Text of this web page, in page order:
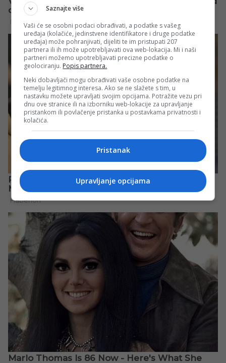
Saznajte više
Vaši će se osobni podaci obrađivati, a podatke s vašeg
uređaja (kolačiće, jedinstvene identifikatore i druge podatke
uređaja) može pohranjivati, dijeliti te im pristupati 207
partnera ili ih može upotrebljavati ova web-lokacija. Mi i naši
partneri možemo upotrebljavati precizne podatke o
geolociranju. Popis partnera.
Neki dobavljači mogu obrađivati vaše osobne podatke na
temelju legitimnog interesa. Ako se ne slažete s tim, u
nastavku možete upravljati svojim opcijama. Potražite vezu pri
dnu ove stranice ili na izborniku web-lokacije za upravljanje
pristankom ili povlačenje pristanka u postavkama privatnosti i
kolačića.
Pristanak
Upravljanje opcijama